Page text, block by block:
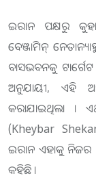
ଇରାନ ପକ୍ଷରୁ
ବେଞ୍ଜାମିନ୍
ବାସଭବନକୁ ଟାର୍ଗେଟ
ଅନୁଯାୟୀ, ଏହି
କରାଯାଇଥିଲା ।
(Kheybar
ଇରାନ ଏହାକୁ ନିଜର
କହିଛି ।